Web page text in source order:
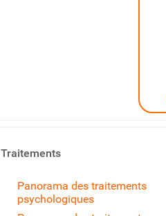
Traitements
Panorama des traitements
psychologiques